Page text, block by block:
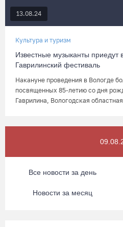
13.08.24
Культура и туризм
Известные музыканты приедут
Гаврилинский фестиваль
Накануне проведения в Вологде
посвященных 85-летию со дня
Гаврилина, Вологодская
Все новости за день
Новости за месяц